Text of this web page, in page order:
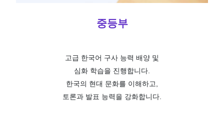
중등부
고급 한국어 구사 능력 배양 및
심화 학습을 진행합니다.
한국의 현대 문화를 이해하고,
토론과 발표 능력을 강화합니다